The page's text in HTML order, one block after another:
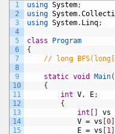
1
2
3
4
5
6
7
8
9
10
11
12
13
14
15
using System;
using System.
using System. Linq;
class
Program
{
// long
static void Main(
{
int V, E;
{
int
vs
V = vs 0
E = vs 1